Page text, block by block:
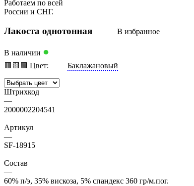
Лакоста однотонная В избранное
В наличии ●
🟥 🟨 🟩 Цвет: Баклажановый
Штрихкод
—
2000002204541
Артикул
—
SF-18915
Состав
—
60% п/э, 35% вискоза, 5% спандекс 360 гр/м.пог.